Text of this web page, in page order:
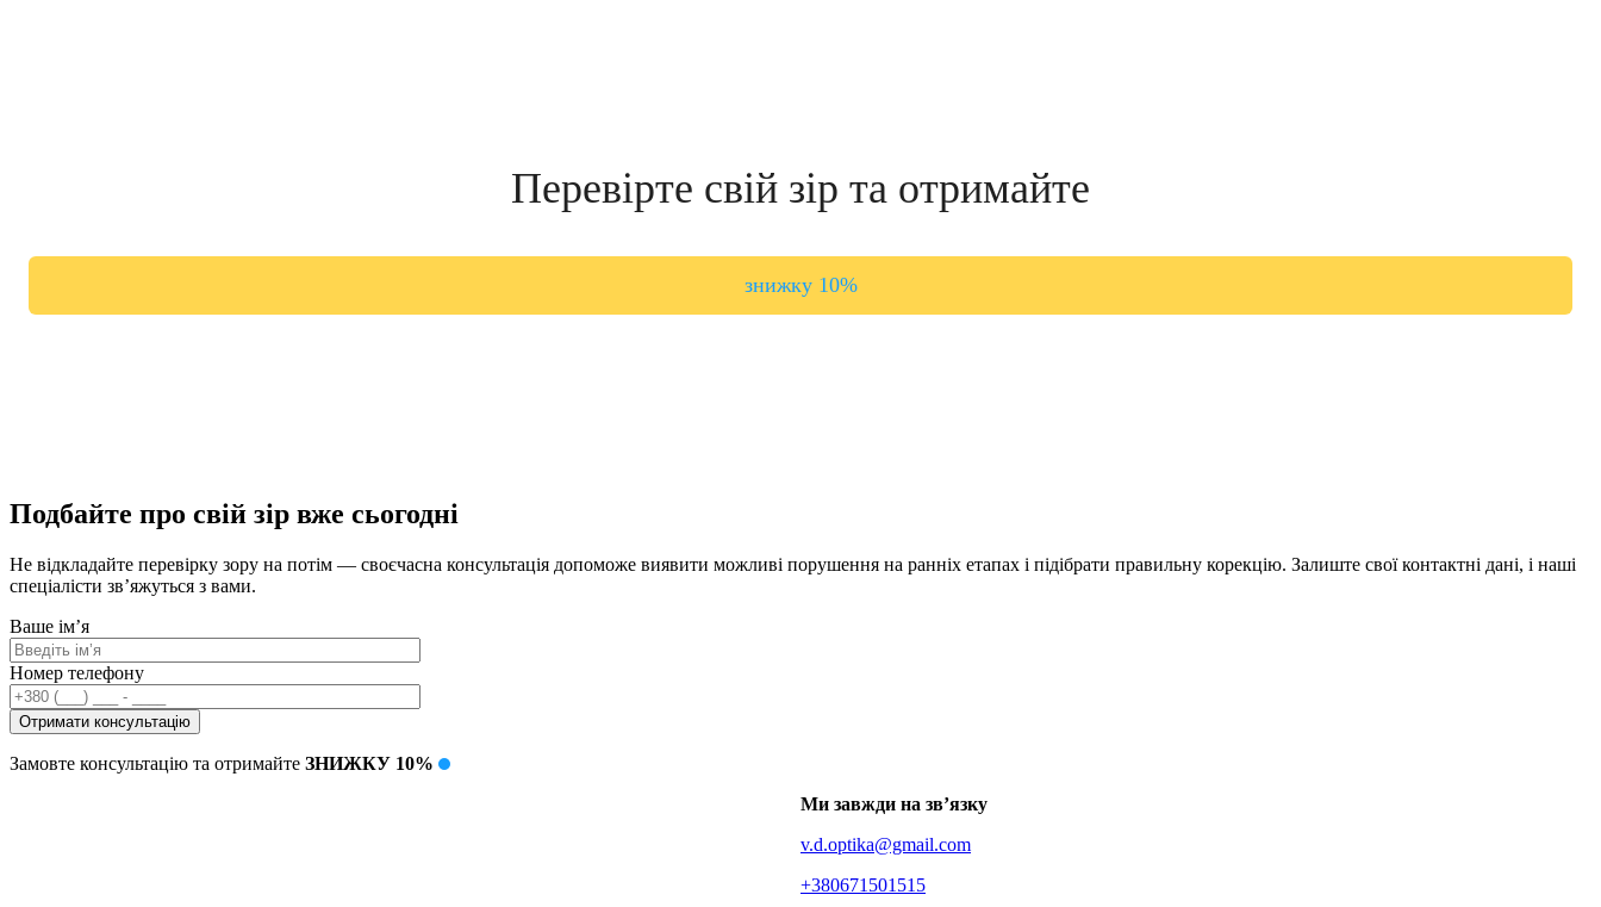
Перевірте свій зір та отримайте
знижку 10%
Подбайте про свій зір вже сьогодні
Не відкладайте перевірку зору на потім — своєчасна консультація допоможе виявити можливі порушення на ранніх етапах і підібрати правильну корекцію. Залиште свої контактні дані, і наші
спеціалісти зв’яжуться з вами.
Ваше ім’я
Номер телефону
Замовте консультацію та отримайте ЗНИЖКУ 10%
Ми завжди на зв’язку
v.d.optika@gmail.com
+380671501515